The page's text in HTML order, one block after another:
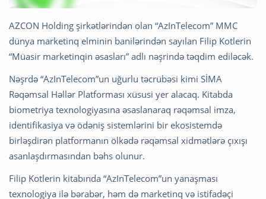
AZCON Holding şirkətlərindən olan “AzInTelecom” MMC
dünya marketinq elminin banilərindən sayılan Filip Kotlerin
“Müasir marketinqin əsasları” adlı nəşrində təqdim ediləcək.
Nəşrdə “AzInTelecom”un uğurlu təcrübəsi kimi SİMA
Rəqəmsal Həllər Platforması xüsusi yer alacaq. Kitabda
biometriya texnologiyasına əsaslanaraq rəqəmsal imza,
identifikasiya və ödəniş sistemlərini bir ekosistemdə
birləşdirən platformanın ölkədə rəqəmsal xidmətlərə çıxışı
asanlaşdırmasından bəhs olunur.
Filip Kotlerin kitabında “AzInTelecom”un yanaşması
texnologiya ilə bərabər, həm də marketinq və istifadəçi